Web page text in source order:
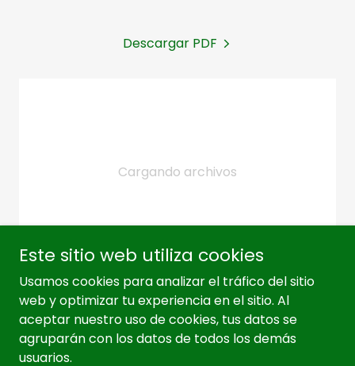
Descargar PDF
Cargando archivos
Copyright © 2026 REDIAS - Todos los derechos
reservados.
Este sitio web utiliza cookies
Usamos cookies para analizar el tráfico del sitio
web y optimizar tu experiencia en el sitio. Al
aceptar nuestro uso de cookies, tus datos se
agruparán con los datos de todos los demás
usuarios.